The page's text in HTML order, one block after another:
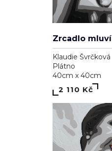
Zrcadlo mluví
Klaudie Švrčková
Plátno
40cm x 40cm
2 110 Kč